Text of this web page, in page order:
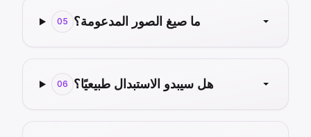
05 ما صيغ الصور المدعومة؟
06 هل سيبدو الاستبدال طبيعيًا؟